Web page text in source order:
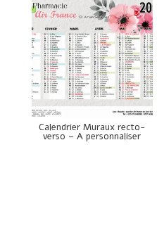
Calendrier Muraux recto-
verso – A personnaliser